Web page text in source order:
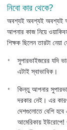
নিবো কার থেকে?
অবশ্যই অবশ্যই অবশ্যই
আপনার কাজ নিয়ে
শিক্ষক ছিলেন তারটা নেয়া
সুপারভাইজরের যদি
এটাই স্বাভাবিক।
কিন্তু আপনার
দরকার নেই। এর
দেশগুলোতে বেশি হবে
আমেরিকায় ইউরোপে!